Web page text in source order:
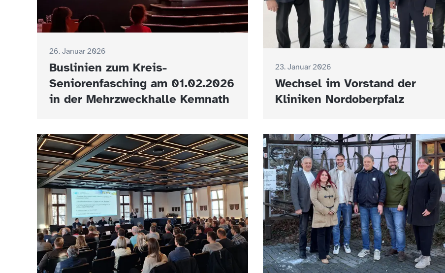
26. Januar 2026
Buslinien zum Kreis-
Seniorenfasching am 01.02.2026
in der Mehrzweckhalle Kemnath
23. Januar 2026
Wechsel im Vorstand der
Kliniken Nordoberpfalz